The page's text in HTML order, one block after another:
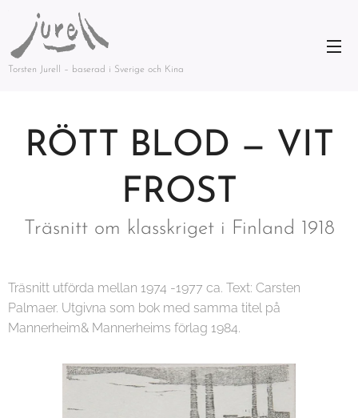
Torsten Jurell – baserad i Sverige och Kina
RÖTT BLOD — VIT
FROST
Träsnitt om klasskriget i Finland 1918
Träsnitt utförda mellan 1974 -1977 ca. Text: Carsten
Palmaer. Utgivna som bok med samma titel på
Mannerheim& Mannerheims förlag 1984.